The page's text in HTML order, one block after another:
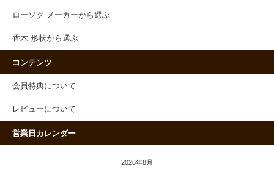
ローソク メーカーから選ぶ
香木 形状から選ぶ
コンテンツ
会員特典について
レビューについて
営業日カレンダー
2026年8月